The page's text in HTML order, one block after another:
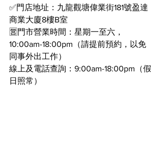
✅門店地址：九龍觀塘偉業街181號盈達
商業大廈8樓B室
🈺門市營業時間：星期一至六，
10:00am-18:00pm（請提前預約，以免
同事外出工作）
線上及電話查詢：9:00am-18:00pm（假
日照常）